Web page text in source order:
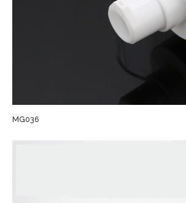
MG036